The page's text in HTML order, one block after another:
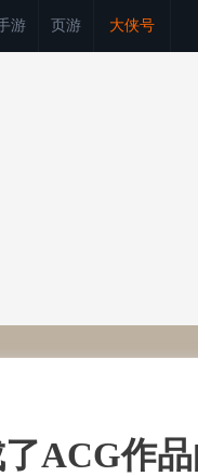
游 页游 大侠号
ACG作品